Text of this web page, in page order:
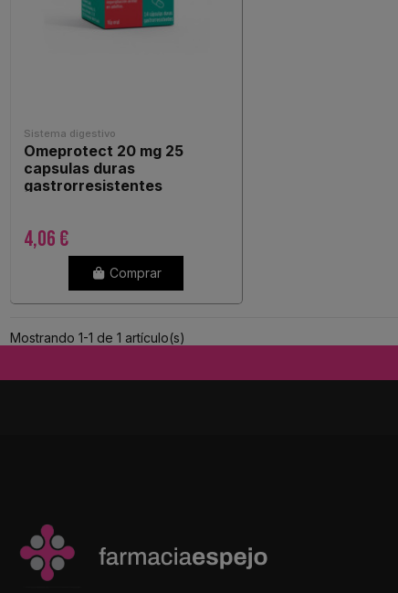
Sistema digestivo
Omeprotect 20 mg 25
capsulas duras
gastrorresistentes
4,06 €
Comprar
Mostrando 1-1 de 1 artículo(s)